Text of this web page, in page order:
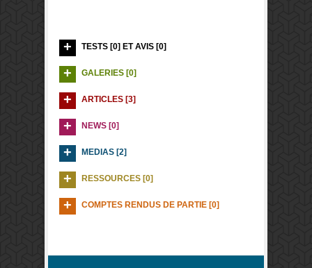
TESTS [0] ET AVIS [0]
GALERIES [0]
ARTICLES [3]
NEWS [0]
MEDIAS [2]
RESSOURCES [0]
COMPTES RENDUS DE PARTIE [0]